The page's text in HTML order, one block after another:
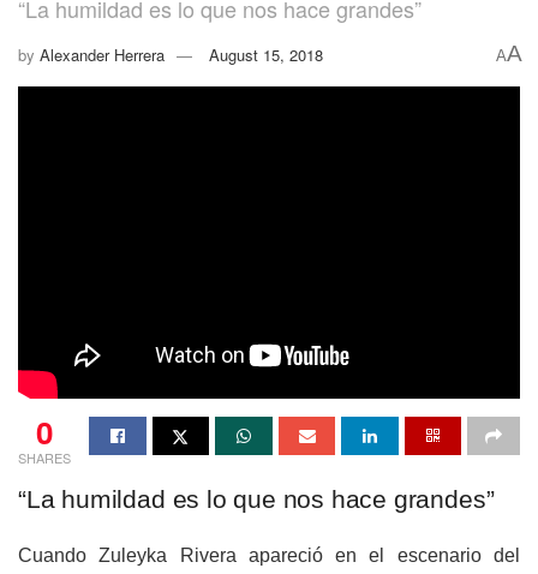
“La humildad es lo que nos hace grandes”
by Alexander Herrera August 15, 2018 AA
0
SHARES
“La humildad es lo que nos hace grandes”
Cuando Zuleyka Rivera apareció en el escenario del